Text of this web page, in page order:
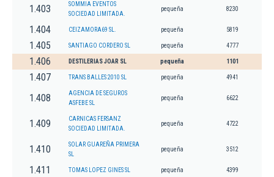
1.403
SOMMIA EVENTOS
SOCIEDAD LIMITADA.
pequeña 8230
1.404 CEIZAMORA69 SL. pequeña 5819
1.405 SANTIAGO CORDERO SL pequeña 4777
1.406 DESTILERIAS JOAR SL pequeña 1101
1.407 TRANS BALLES 2010 SL pequeña 4941
1.408
AGENCIA DE SEGUROS
ASFEBE SL
pequeña 6622
1.409
CARNICAS FERSANZ
SOCIEDAD LIMITADA.
pequeña 4722
1.410
SOLAR GUAREÑA PRIMERA
SL
pequeña 3512
1.411 TOMAS LOPEZ GINES SL pequeña 4399